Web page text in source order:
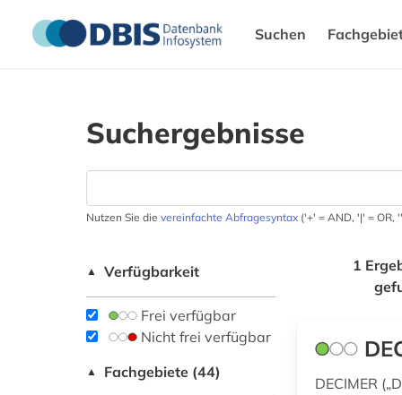
Suchen
Suchergebnisse
Nutzen Sie die vereinfachte Abfragesyntax ('+' = AND, '|' = OR,
▲ Verfügbarkeit
Frei verfügbar
Nicht frei verfügbar
▲ Fachgebiete (44)
1
DECIMER